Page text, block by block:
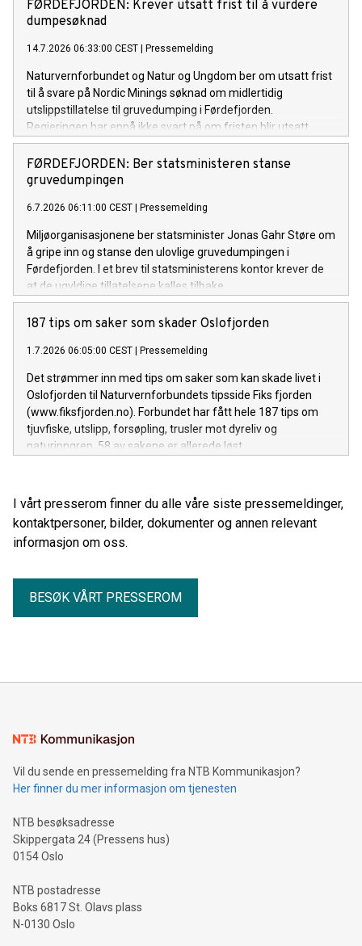
FØRDEFJORDEN: Krever utsatt frist til å vurdere
dumpesøknad
14.7.2026 06:33:00 CEST Pressemelding
Naturvernforbundet og Natur og Ungdom ber om utsatt frist
til å svare på Nordic Minings søknad om midlertidig
utslippstillatelse til gruvedumping i Førdefjorden.
Regjeringen har ennå ikke svart på om fristen blir utsatt.
FØRDEFJORDEN: Ber statsministeren stanse
gruvedumpingen
6.7.2026 06:11:00 CEST Pressemelding
Miljøorganisasjonene ber statsminister Jonas Gahr Støre om
å gripe inn og stanse den ulovlige gruvedumpingen i
Førdefjorden. I et brev til statsministerens kontor krever de
at de ugyldige tillatelsene kalles tilbake.
187 tips om saker som skader Oslofjorden
1.7.2026 06:05:00 CEST Pressemelding
Det strømmer inn med tips om saker som kan skade livet i
Oslofjorden til Naturvernforbundets tipsside Fiks fjorden
(www.fiksfjorden.no). Forbundet har fått hele 187 tips om
tjuvfiske, utslipp, forsøpling, trusler mot dyreliv og
naturinngrep. 58 av sakene er allerede løst.
I vårt presserom finner du alle våre siste pressemeldinger,
kontaktpersoner, bilder, dokumenter og annen relevant
informasjon om oss.
BESØK VÅRT PRESSEROM
Vil du sende en pressemelding fra NTB Kommunikasjon?
Her finner du mer informasjon om tjenesten
NTB besøksadresse
Skippergata 24 (Pressens hus)
0154 Oslo
NTB postadresse
Boks 6817 St. Olavs plass
N-0130 Oslo